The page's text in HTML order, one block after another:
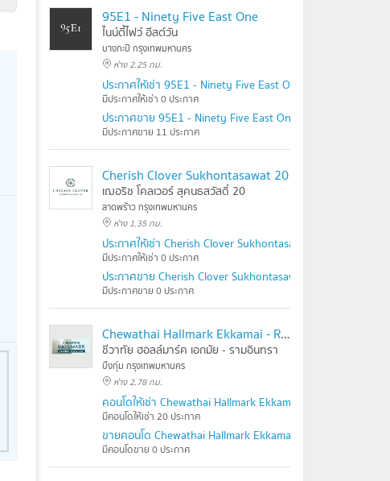
95E1 - Ninety Five East One
ไนน์ตี้ไฟว์ อีสต์วัน
บางกะปิ กรุงเทพมหานคร
ห่าง 2.25 กม.
ประกาศให้เช่า 95E1 - Ninety Five East One
มีประกาศให้เช่า 0 ประกาศ
ประกาศขาย 95E1 - Ninety Five East One
มีประกาศขาย 11 ประกาศ
Cherish Clover Sukhontasawat 20
เฌอริช โคลเวอร์ สุคนธสวัสดิ์ 20
ลาดพร้าว กรุงเทพมหานคร
ห่าง 1.35 กม.
ประกาศให้เช่า Cherish Clover Sukhontasawat 20
มีประกาศให้เช่า 0 ประกาศ
ประกาศขาย Cherish Clover Sukhontasawat 20
มีประกาศขาย 0 ประกาศ
Chewathai Hallmark Ekkamai - Raminthra
ชีวาทัย ฮอลล์มาร์ค เอกมัย - รามอินทรา
บึงกุ่ม กรุงเทพมหานคร
ห่าง 2.78 กม.
คอนโดให้เช่า Chewathai Hallmark Ekkamai - Raminthra
มีคอนโดให้เช่า 20 ประกาศ
ขายคอนโด Chewathai Hallmark Ekkamai - Raminthra
มีคอนโดขาย 0 ประกาศ